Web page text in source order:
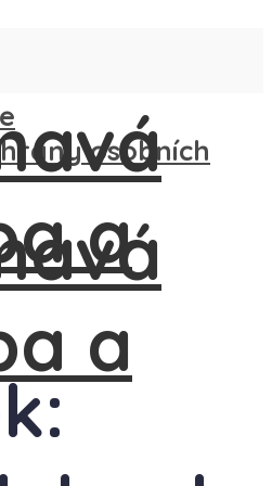
osobních